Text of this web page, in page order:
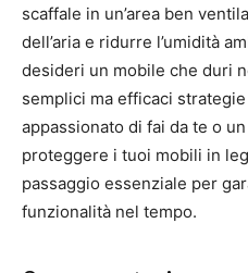
scaffale in un’area ben
dell’aria e ridurre l’umidità
desideri un mobile che duri
semplici ma efficaci
appassionato di fai da te o
proteggere i tuoi mobili in
passaggio essenziale per
funzionalità nel tempo.